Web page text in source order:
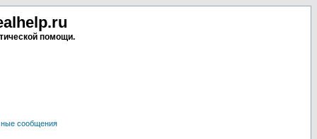
помощи.
сообщения